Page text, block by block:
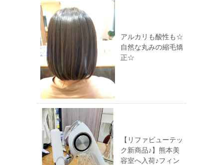
アルカリも酸性も☆
自然な丸みの縮毛矯
正☆
【リファビューテッ
ク新商品♪】熊本美
容室へ入荷♪フィン